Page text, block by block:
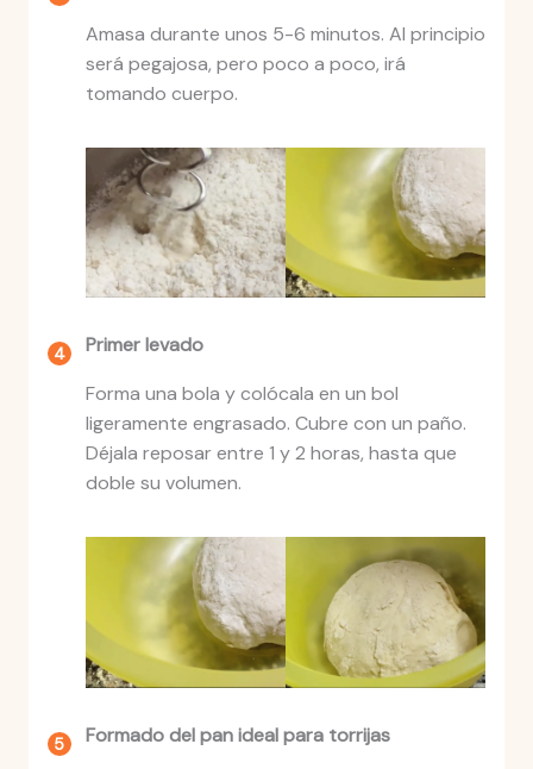
Amasa durante unos 5-6 minutos. Al principio
será pegajosa, pero poco a poco, irá
tomando cuerpo.
Primer levado
Forma una bola y colócala en un bol
ligeramente engrasado. Cubre con un paño.
Déjala reposar entre 1 y 2 horas, hasta que
doble su volumen.
Formado del pan ideal para torrijas